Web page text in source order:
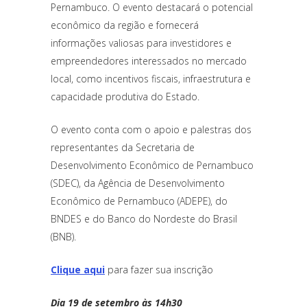
Pernambuco. O evento destacará o potencial
econômico da região e fornecerá
informações valiosas para investidores e
empreendedores interessados no mercado
local, como incentivos fiscais, infraestrutura e
capacidade produtiva do Estado.
O evento conta com o apoio e palestras dos
representantes da Secretaria de
Desenvolvimento Econômico de Pernambuco
(SDEC), da Agência de Desenvolvimento
Econômico de Pernambuco (ADEPE), do
BNDES e do Banco do Nordeste do Brasil
(BNB).
Clique aqui para fazer sua inscrição
Dia 19 de setembro às 14h30